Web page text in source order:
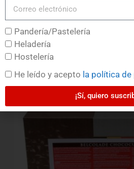
Pandería/Pastelería
Heladería
Hostelería
He leído y acepto la política de
¡Sí, quiero